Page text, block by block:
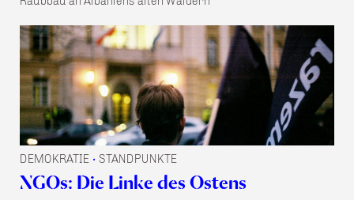
DEMOKRATIE • STANDPUNKTE
NGOs: Die Linke des Ostens